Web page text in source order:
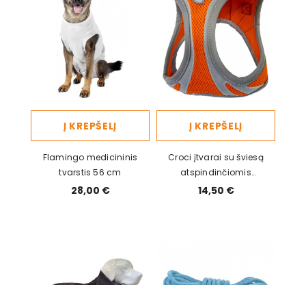
Į KREPŠELĮ
Flamingo medicininis
tvarstis 56 cm
28,00 €
Į KREPŠELĮ
Croci įtvarai su šviesą
atspindinčiomis
oranžinėmis spalvomis, S,
14,50 €